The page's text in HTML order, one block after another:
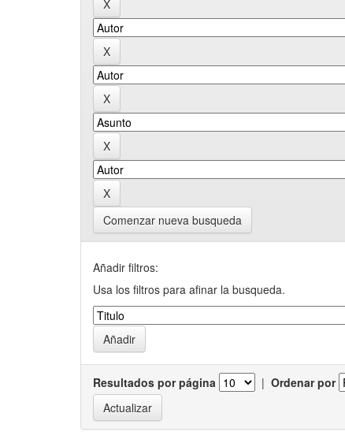
Comenzar nueva busqueda
Añadir filtros:
Usa los filtros para afinar la busqueda.
Resultados por página | Ordenar por